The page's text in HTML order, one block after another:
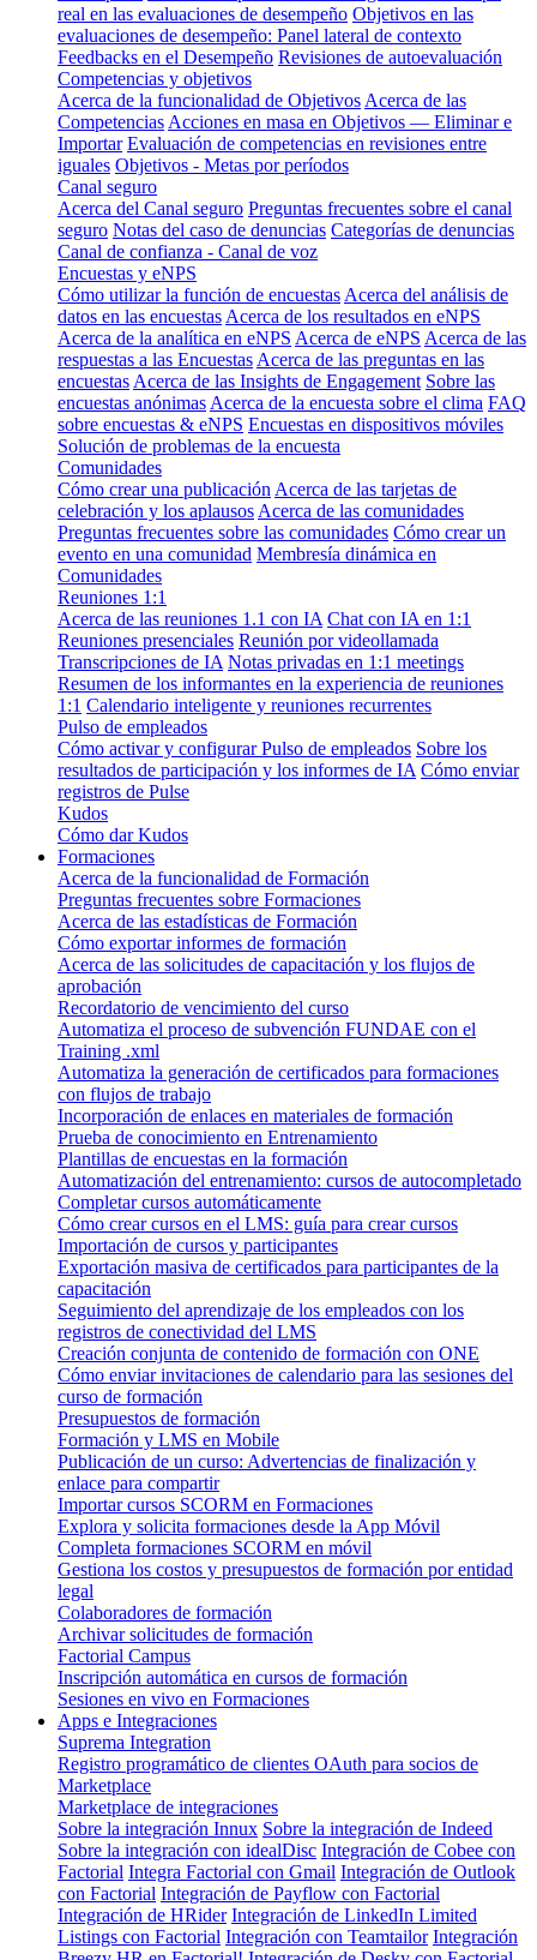
real en las evaluaciones de desempeño Objetivos en las
evaluaciones de desempeño: Panel lateral de contexto
Feedbacks en el Desempeño Revisiones de autoevaluación
Competencias y objetivos
Acerca de la funcionalidad de Objetivos Acerca de las
Competencias Acciones en masa en Objetivos — Eliminar e
Importar Evaluación de competencias en revisiones entre
iguales Objetivos - Metas por períodos
Canal seguro
Acerca del Canal seguro Preguntas frecuentes sobre el canal
seguro Notas del caso de denuncias Categorías de denuncias
Canal de confianza - Canal de voz
Encuestas y eNPS
Cómo utilizar la función de encuestas Acerca del análisis de
datos en las encuestas Acerca de los resultados en eNPS
Acerca de la analítica en eNPS Acerca de eNPS Acerca de las
respuestas a las Encuestas Acerca de las preguntas en las
encuestas Acerca de las Insights de Engagement Sobre las
encuestas anónimas Acerca de la encuesta sobre el clima FAQ
sobre encuestas & eNPS Encuestas en dispositivos móviles
Solución de problemas de la encuesta
Comunidades
Cómo crear una publicación Acerca de las tarjetas de
celebración y los aplausos Acerca de las comunidades
Preguntas frecuentes sobre las comunidades Cómo crear un
evento en una comunidad Membresía dinámica en
Comunidades
Reuniones 1:1
Acerca de las reuniones 1.1 con IA Chat con IA en 1:1
Reuniones presenciales Reunión por videollamada
Transcripciones de IA Notas privadas en 1:1 meetings
Resumen de los informantes en la experiencia de reuniones
1:1 Calendario inteligente y reuniones recurrentes
Pulso de empleados
Cómo activar y configurar Pulso de empleados Sobre los
resultados de participación y los informes de IA Cómo enviar
registros de Pulse
Kudos
Cómo dar Kudos
Formaciones
Acerca de la funcionalidad de Formación
Preguntas frecuentes sobre Formaciones
Acerca de las estadísticas de Formación
Cómo exportar informes de formación
Acerca de las solicitudes de capacitación y los flujos de
aprobación
Recordatorio de vencimiento del curso
Automatiza el proceso de subvención FUNDAE con el
Training .xml
Automatiza la generación de certificados para formaciones
con flujos de trabajo
Incorporación de enlaces en materiales de formación
Prueba de conocimiento en Entrenamiento
Plantillas de encuestas en la formación
Automatización del entrenamiento: cursos de autocompletado
Completar cursos automáticamente
Cómo crear cursos en el LMS: guía para crear cursos
Importación de cursos y participantes
Exportación masiva de certificados para participantes de la
capacitación
Seguimiento del aprendizaje de los empleados con los
registros de conectividad del LMS
Creación conjunta de contenido de formación con ONE
Cómo enviar invitaciones de calendario para las sesiones del
curso de formación
Presupuestos de formación
Formación y LMS en Mobile
Publicación de un curso: Advertencias de finalización y
enlace para compartir
Importar cursos SCORM en Formaciones
Explora y solicita formaciones desde la App Móvil
Completa formaciones SCORM en móvil
Gestiona los costos y presupuestos de formación por entidad
legal
Colaboradores de formación
Archivar solicitudes de formación
Factorial Campus
Inscripción automática en cursos de formación
Sesiones en vivo en Formaciones
Apps e Integraciones
Suprema Integration
Registro programático de clientes OAuth para socios de
Marketplace
Marketplace de integraciones
Sobre la integración Innux Sobre la integración de Indeed
Sobre la integración con idealDisc Integración de Cobee con
Factorial Integra Factorial con Gmail Integración de Outlook
con Factorial Integración de Payflow con Factorial
Integración de HRider Integración de LinkedIn Limited
Listings con Factorial Integración con Teamtailor Integración